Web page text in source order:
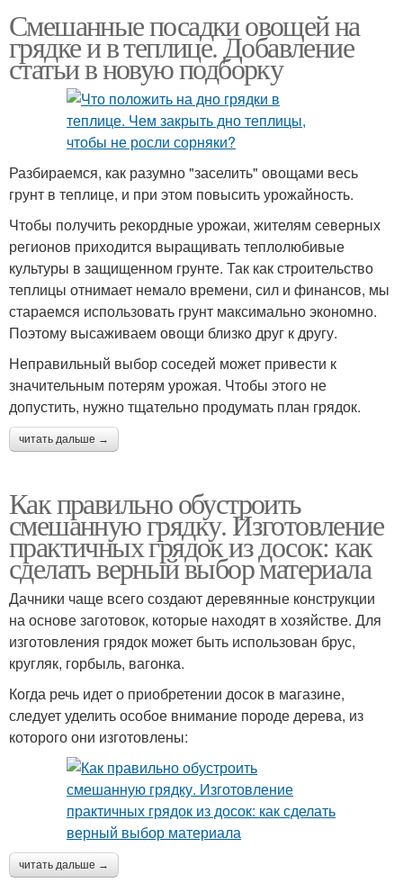
Смешанные посадки овощей на
грядке и в теплице. Добавление
статьи в новую подборку
Разбираемся, как разумно "заселить" овощами весь
грунт в теплице, и при этом повысить урожайность.
Чтобы получить рекордные урожаи, жителям северных
регионов приходится выращивать теплолюбивые
культуры в защищенном грунте. Так как строительство
теплицы отнимает немало времени, сил и финансов, мы
стараемся использовать грунт максимально экономно.
Поэтому высаживаем овощи близко друг к другу.
Неправильный выбор соседей может привести к
значительным потерям урожая. Чтобы этого не
допустить, нужно тщательно продумать план грядок.
читать дальше →
Как правильно обустроить
смешанную грядку. Изготовление
практичных грядок из досок: как
сделать верный выбор материала
Дачники чаще всего создают деревянные конструкции
на основе заготовок, которые находят в хозяйстве. Для
изготовления грядок может быть использован брус,
кругляк, горбыль, вагонка.
Когда речь идет о приобретении досок в магазине,
следует уделить особое внимание породе дерева, из
которого они изготовлены:
читать дальше →